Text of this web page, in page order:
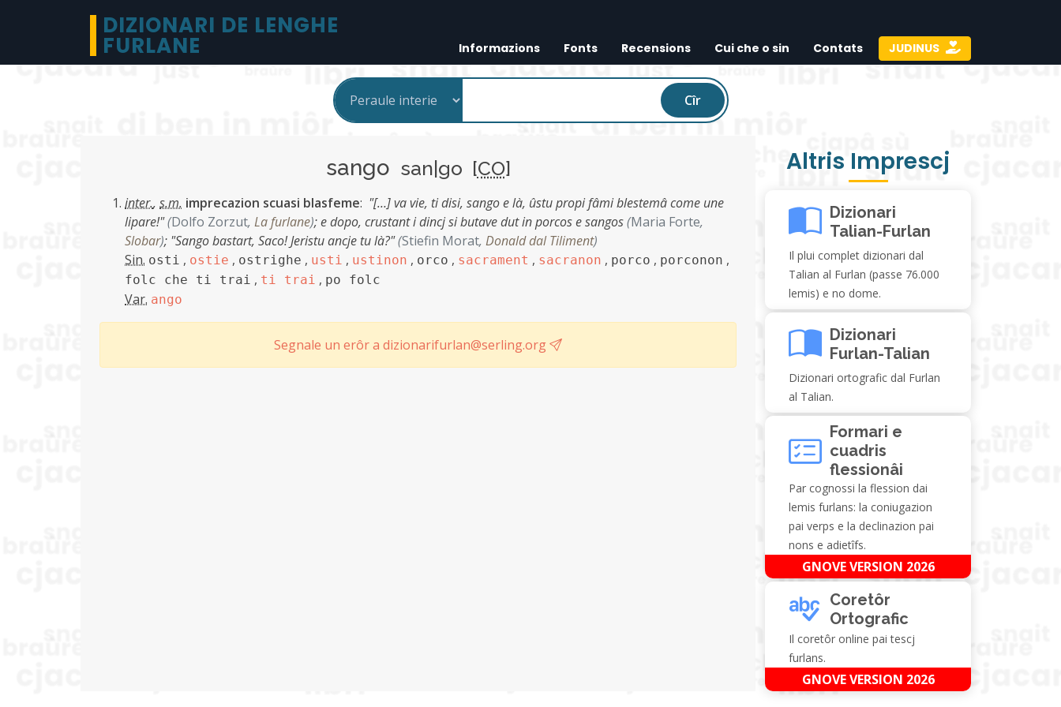
DIZIONARI DE LENGHE
FURLANE Informazions Fonts Recensions Cui che o sin Contats JUDINUS
Cîr
sango san|go [CO]
inter., s.m. imprecazion scuasi blasfeme: "[…] va vie, ti disi, sango e là, ûstu propi fâmi blestemâ come une
lipare!"(Dolfo Zorzut, La furlane);e dopo, crustant i dincj si butave dut in porcos e sangos(Maria Forte,
Slobar); "Sango bastart, Saco! Jeristu ancje tu là?"(Stiefin Morat, Donald dal Tiliment)
Sin. osti , ostie , ostrighe , usti , ustinon , orco , sacrament , sacranon , porco , porconon ,
folc che ti trai , ti trai , po folc
Var. ango
Segnale un erôr a dizionarifurlan@serling.org
Altris Imprescj
Dizionari
Talian-Furlan
Il plui complet dizionari dal
Talian al Furlan (passe 76.000
lemis) e no dome.
Dizionari
Furlan-Talian
Dizionari ortografic dal Furlan
al Talian.
Formari e
cuadris
flessionâi
Par cognossi la flession dai
lemis furlans: la coniugazion
pai verps e la declinazion pai
nons e adietîfs.
GNOVE VERSION 2026
Coretôr
Ortografic
Il coretôr online pai tescj
furlans.
GNOVE VERSION 2026